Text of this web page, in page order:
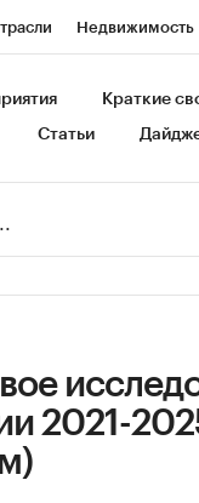
Недвижимость
Спецпроекты СПб
Краткие
Статьи
2021-